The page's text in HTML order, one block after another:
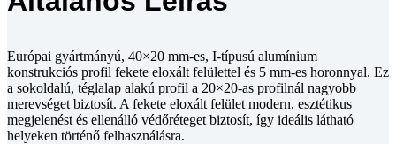
Európai gyártmányú, 40×20 mm-es, I-típusú alumínium
konstrukciós profil fekete eloxált felülettel és 5 mm-es horonnyal. Ez
a sokoldalú, téglalap alakú profil a 20×20-as profilnál nagyobb
merevséget biztosít. A fekete eloxált felület modern, esztétikus
megjelenést és ellenálló védőréteget biztosít, így ideális látható
helyeken történő felhasználásra.